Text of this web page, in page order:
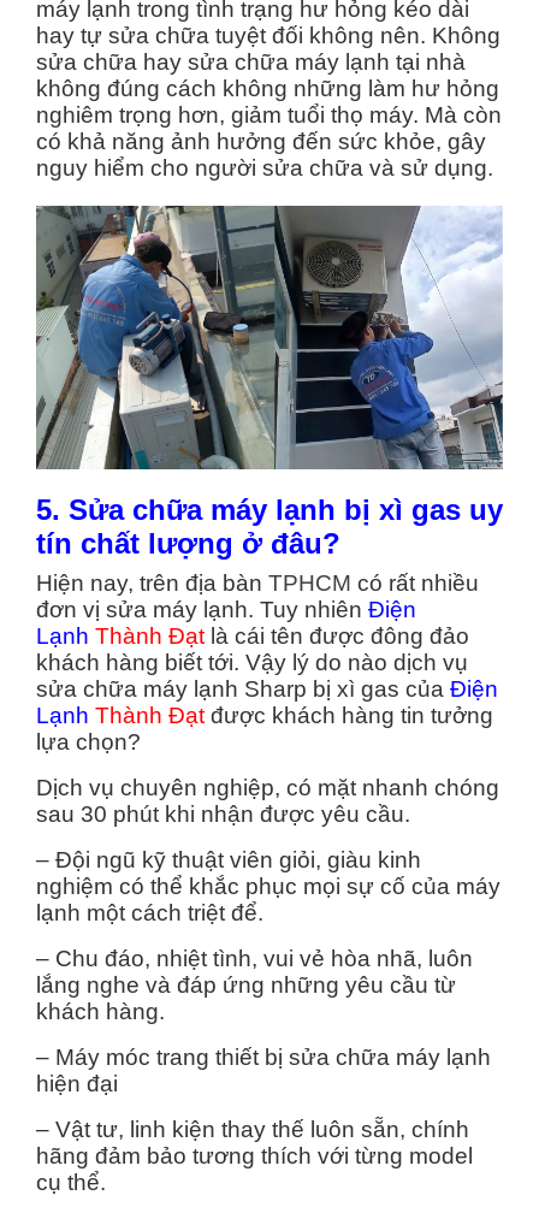
máy lạnh trong tình trạng hư hỏng kéo dài
hay tự sửa chữa tuyệt đối không nên. Không
sửa chữa hay sửa chữa máy lạnh tại nhà
không đúng cách không những làm hư hỏng
nghiêm trọng hơn, giảm tuổi thọ máy. Mà còn
có khả năng ảnh hưởng đến sức khỏe, gây
nguy hiểm cho người sửa chữa và sử dụng.
5. Sửa chữa máy lạnh bị xì gas uy
tín chất lượng ở đâu?
Hiện nay, trên địa bàn TPHCM có rất nhiều
đơn vị sửa máy lạnh. Tuy nhiên Điện
Lạnh Thành Đạt là cái tên được đông đảo
khách hàng biết tới. Vậy lý do nào dịch vụ
sửa chữa máy lạnh Sharp bị xì gas của Điện
Lạnh Thành Đạt được khách hàng tin tưởng
lựa chọn?
Dịch vụ chuyên nghiệp, có mặt nhanh chóng
sau 30 phút khi nhận được yêu cầu.
– Đội ngũ kỹ thuật viên giỏi, giàu kinh
nghiệm có thể khắc phục mọi sự cố của máy
lạnh một cách triệt để.
– Chu đáo, nhiệt tình, vui vẻ hòa nhã, luôn
lắng nghe và đáp ứng những yêu cầu từ
khách hàng.
– Máy móc trang thiết bị sửa chữa máy lạnh
hiện đại
– Vật tư, linh kiện thay thế luôn sẵn, chính
hãng đảm bảo tương thích với từng model
cụ thể.